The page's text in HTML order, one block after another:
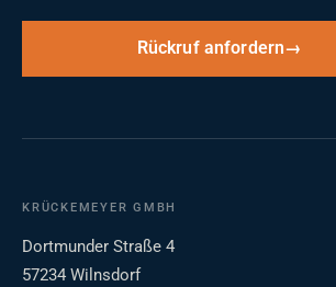
Rückruf anfordern
KRÜCKEMEYER GMBH
Dortmunder Straße 4
57234 Wilnsdorf